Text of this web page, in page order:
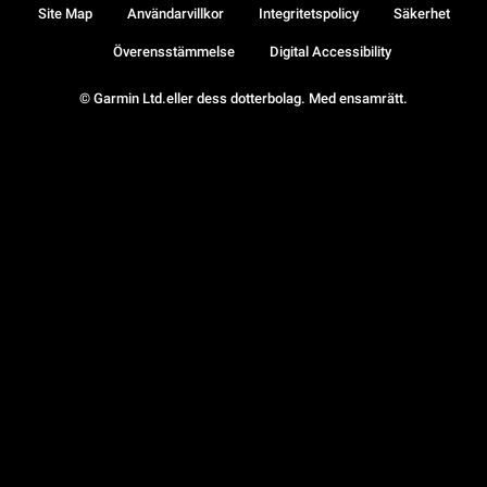
© Garmin Ltd.eller dess dotterbolag. Med ensamrätt.
Site Map Användarvillkor Integritetspolicy Säkerhet
Överensstämmelse Digital Accessibility